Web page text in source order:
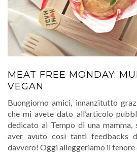
MEAT FREE MONDAY:
VEGAN
Buongiorno amici, innanzitutto
che mi avete dato all’articolo
dedicato al Tempo di una
aver avuto così tanti feedbacks
davvero! Oggi alleggeriamo il tenore